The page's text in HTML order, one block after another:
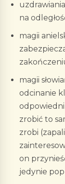
na
magii
magii
odcinanie
zrobić to
zrobi
on
jedynie